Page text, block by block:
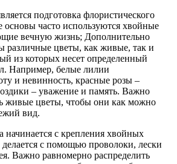
подготовка флористического
основы часто используются хвойные
вечную жизнь; Дополнительно
различные цветы, как живые, так и
из которых несет определенный
Например, белые лилии
и невинность, красные розы –
– уважение и память. Важно
живые цветы, чтобы они как можно
вид.
начинается с крепления хвойных
делается с помощью проволоки, лески
Важно равномерно распределить